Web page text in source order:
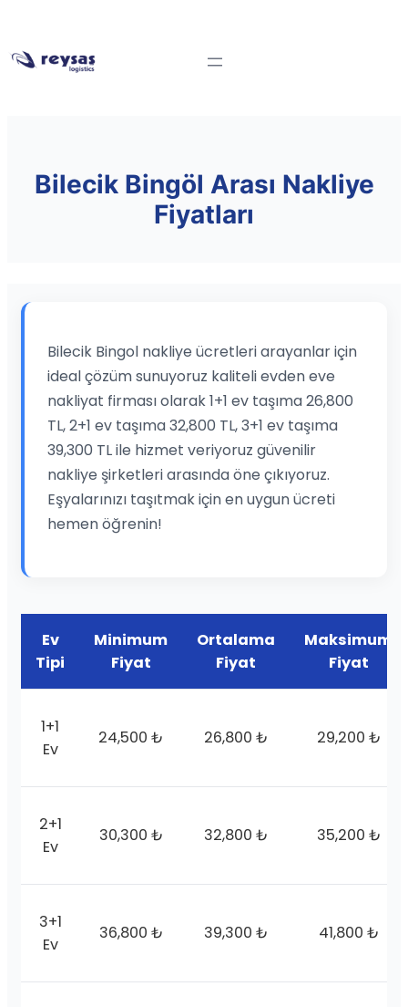
Bilecik Bingöl Arası Nakliye
Fiyatları
Bilecik Bingol nakliye ücretleri arayanlar için
ideal çözüm sunuyoruz kaliteli evden eve
nakliyat firması olarak 1+1 ev taşıma 26,800
TL, 2+1 ev taşıma 32,800 TL, 3+1 ev taşıma
39,300 TL ile hizmet veriyoruz güvenilir
nakliye şirketleri arasında öne çıkıyoruz.
Eşyalarınızı taşıtmak için en uygun ücreti
hemen öğrenin!
Ev
Tipi
Minimum
Fiyat
Ortalama
Fiyat
Maksimum
Fiyat
1+1
Ev
24,500 ₺ 26,800 ₺ 29,200 ₺
2+1
Ev
30,300 ₺ 32,800 ₺ 35,200 ₺
3+1
Ev
36,800 ₺ 39,300 ₺ 41,800 ₺